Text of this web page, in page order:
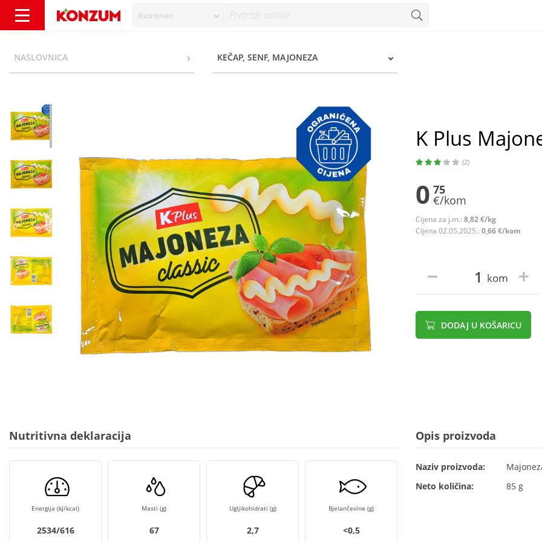
Asortiman
NASLOVNICA KEČAP, SENF, MAJONEZA
K Plus
(2)
0 75
€/kom
Cijena za j.m.: 8,82 €/kg
Cijena 02.05.2025.: 0,66 €/kom
kom
DODAJ U KOŠARICU
Nutritivna deklaracija
Energija (kJ/kcal)
2534/616
Masti (g)
67
Ugljikohidrati (g)
2,7
Bjelančevine (g)
<0,5
Opis proizvoda
Naziv proizvoda:
Neto količina:
85 g